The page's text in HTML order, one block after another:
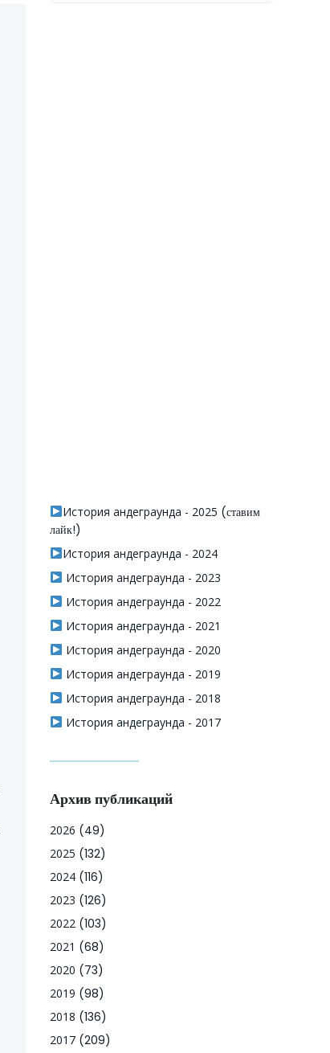
История андеграунда - 2025 (ставим
лайк!)
История андеграунда - 2024
История андеграунда - 2023
История андеграунда - 2022
История андеграунда - 2021
История андеграунда - 2020
История андеграунда - 2019
История андеграунда - 2018
История андеграунда - 2017
Архив публикаций
2026 (49)
2025 (132)
2024 (116)
2023 (126)
2022 (103)
2021 (68)
2020 (73)
2019 (98)
2018 (136)
2017 (209)